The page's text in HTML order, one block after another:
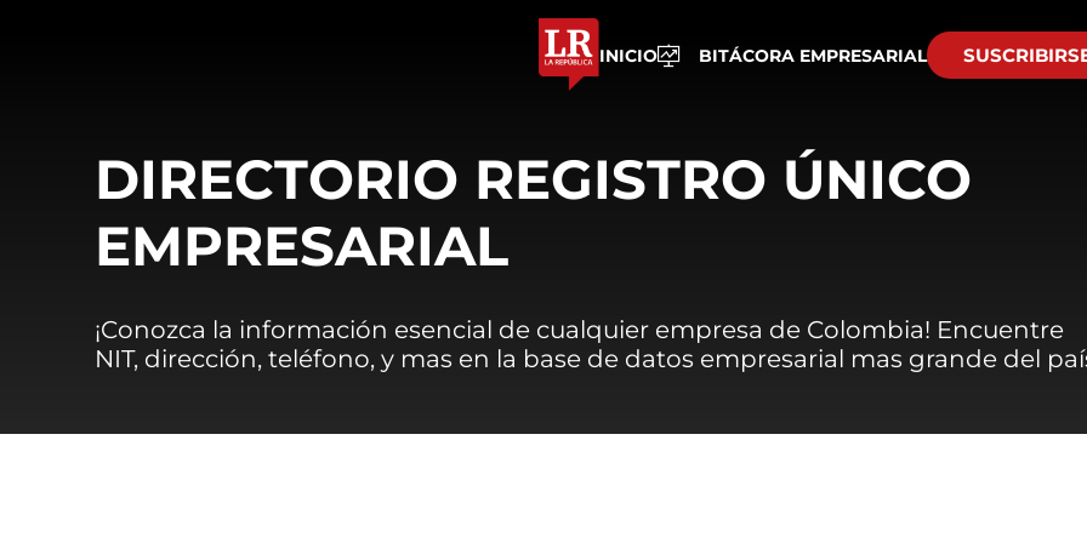
INICIO BITÁCORA EMPRESARIAL
DIRECTORIO REGISTRO ÚNICO
EMPRESARIAL
¡Conozca la información esencial de cualquier empresa de Colombia! Encuentre
NIT, dirección, teléfono, y mas en la base de datos empresarial mas grande del